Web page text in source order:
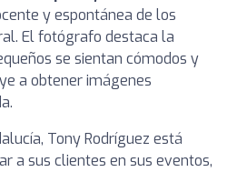
y espontánea de los
El fotógrafo destaca la
se sientan cómodos y
a obtener imágenes
Tony Rodríguez está
a sus clientes en sus eventos,